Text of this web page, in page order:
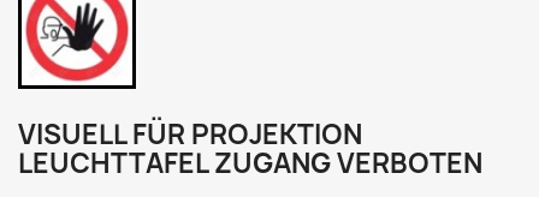
VISUELL FÜR PROJEKTION
LEUCHTTAFEL ZUGANG VERBOTEN